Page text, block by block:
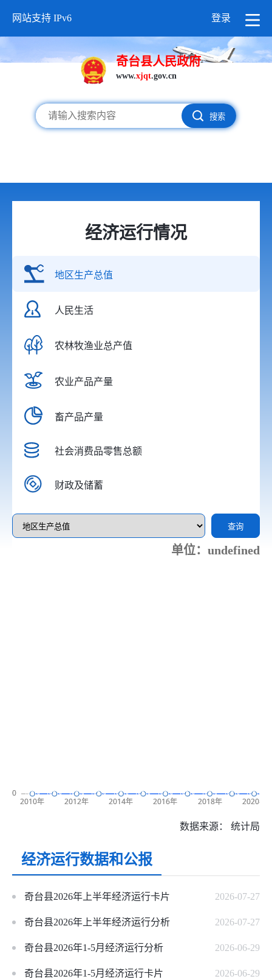
网站支持 IPv6 登录
奇台县人民政府
www.xjqt.gov.cn
搜索
经济运行情况
地区生产总值
人民生活
农林牧渔业总产值
农业产品产量
畜产品产量
社会消费品零售总额
财政及储蓄
查询
单位：undefined
数据来源： 统计局
经济运行数据和公报
奇台县2026年上半年经济运行卡片 2026-07-27
奇台县2026年上半年经济运行分析 2026-07-27
奇台县2026年1-5月经济运行分析 2026-06-29
奇台县2026年1-5月经济运行卡片 2026-06-29